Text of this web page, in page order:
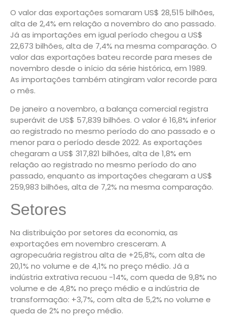
O valor das exportações somaram US$ 28,515 bilhões,
alta de 2,4% em relação a novembro do ano passado.
Já as importações em igual período chegou a US$
22,673 bilhões, alta de 7,4% na mesma comparação. O
valor das exportações bateu recorde para meses de
novembro desde o início da série histórica, em 1989.
As importações também atingiram valor recorde para
o mês.
De janeiro a novembro, a balança comercial registra
superávit de US$ 57,839 bilhões. O valor é 16,8% inferior
ao registrado no mesmo período do ano passado e o
menor para o período desde 2022. As exportações
chegaram a US$ 317,821 bilhões, alta de 1,8% em
relação ao registrado no mesmo período do ano
passado, enquanto as importações chegaram a US$
259,983 bilhões, alta de 7,2% na mesma comparação.
Setores
Na distribuição por setores da economia, as
exportações em novembro cresceram. A
agropecuária registrou alta de +25,8%, com alta de
20,1% no volume e de 4,1% no preço médio. Já a
indústria extrativa recuou -14%, com queda de 9,8% no
volume e de 4,8% no preço médio e a indústria de
transformação: +3,7%, com alta de 5,2% no volume e
queda de 2% no preço médio.